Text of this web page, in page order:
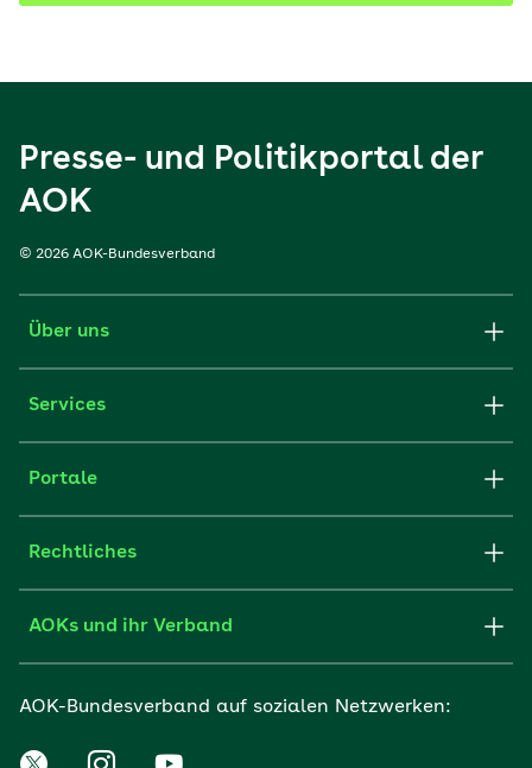
Presse- und Politikportal der
AOK
© 2026 AOK-Bundesverband
Über uns
Services
Portale
Rechtliches
AOKs und ihr Verband
AOK-Bundesverband auf sozialen Netzwerken: